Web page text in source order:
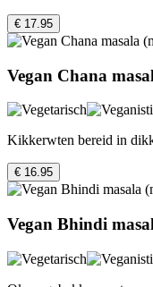
€ 17.95
Vegan Chana
Kikkerwten bereid in
€ 16.95
Vegan Bhindi